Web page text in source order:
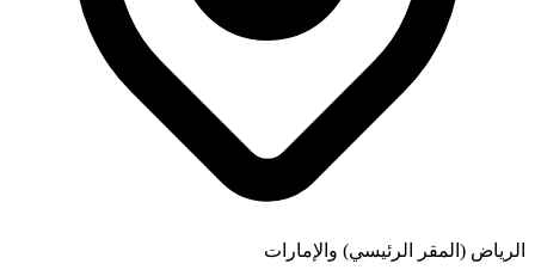
الرياض (المقر الرئيسي) والإمارات